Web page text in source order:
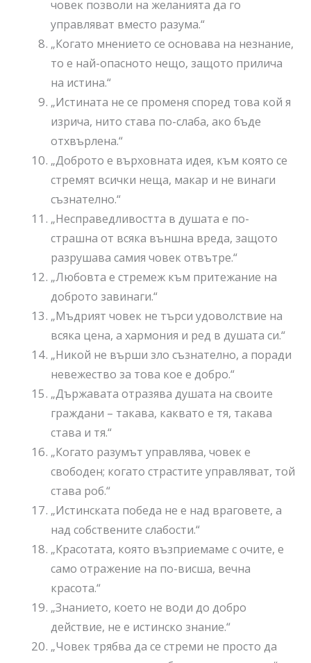
човек позволи на желанията да го
управляват вместо разума.“
„Когато мнението се основава на незнание,
то е най-опасното нещо, защото прилича
на истина.“
„Истината не се променя според това кой я
изрича, нито става по-слаба, ако бъде
отхвърлена.“
„Доброто е върховната идея, към която се
стремят всички неща, макар и не винаги
съзнателно.“
„Несправедливостта в душата е по-
страшна от всяка външна вреда, защото
разрушава самия човек отвътре.“
„Любовта е стремеж към притежание на
доброто завинаги.“
„Мъдрият човек не търси удоволствие на
всяка цена, а хармония и ред в душата си.“
„Никой не върши зло съзнателно, а поради
невежество за това кое е добро.“
„Държавата отразява душата на своите
граждани – такава, каквато е тя, такава
става и тя.“
„Когато разумът управлява, човек е
свободен; когато страстите управляват, той
става роб.“
„Истинската победа не е над враговете, а
над собствените слабости.“
„Красотата, която възприемаме с очите, е
само отражение на по-висша, вечна
красота.“
„Знанието, което не води до добро
действие, не е истинско знание.“
„Човек трябва да се стреми не просто да